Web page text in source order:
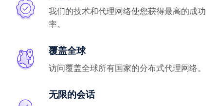
我们的技术和代理网络使您获得最高的成功
率。
覆盖全球
访问覆盖全球所有国家的分布式代理网络。
无限的会话